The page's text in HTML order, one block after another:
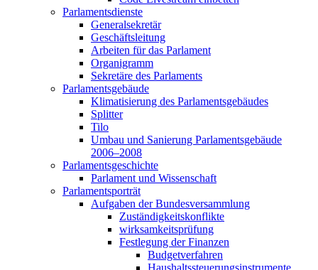
Parlamentsdienste
Generalsekretär
Geschäftsleitung
Arbeiten für das Parlament
Organigramm
Sekretäre des Parlaments
Parlamentsgebäude
Klimatisierung des Parlamentsgebäudes
Splitter
Tilo
Umbau und Sanierung Parlamentsgebäude
2006–2008
Parlamentsgeschichte
Parlament und Wissenschaft
Parlamentsporträt
Aufgaben der Bundesversammlung
Zuständigkeitskonflikte
wirksamkeitsprüfung
Festlegung der Finanzen
Budgetverfahren